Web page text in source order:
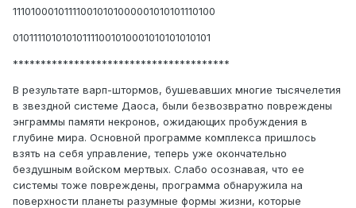
111010001011110010101000001010101110100
010111101010101111001010001010101010101
***************************************
В результате варп-штормов, бушевавших многие тысячелетия
в звездной системе Даоса, были безвозвратно повреждены
энграммы памяти некронов, ожидающих пробуждения в
глубине мира. Основной программе комплекса пришлось
взять на себя управление, теперь уже окончательно
бездушным войском мертвых. Слабо осознавая, что ее
системы тоже повреждены, программа обнаружила на
поверхности планеты разумные формы жизни, которые